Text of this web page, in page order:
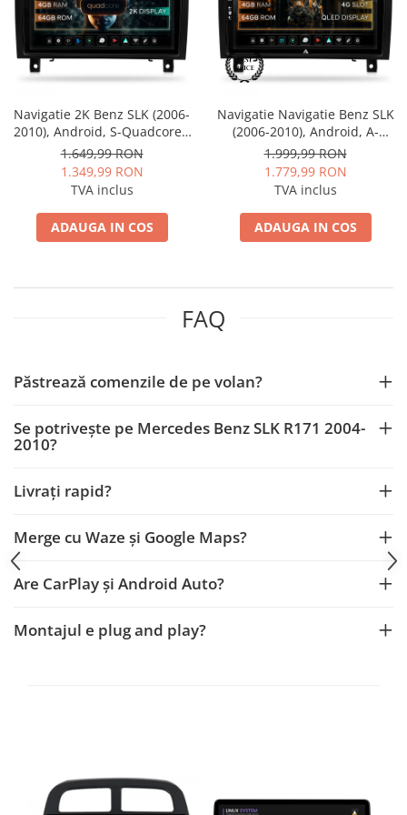
Mitsubishi
Land Rover
Mazda
Isuzu
Jeep
Volvo
Iveco
Porsche
Rame adaptoare Mazda
Rame adaptoare Kia
Rame adaptoare Alfa Romeo
Rame adaptoare Nissan
Rame adaptoare Fiat
Rame adaptoare Hyundai
Rame adaptoare Chrysler
Rame adaptoare Isuzu
Rame adaptoare Subaru
Rame adaptoare Iveco
Navigatie 2K Benz SLK (2006-
2010), Android, S-Quadcore /
4GB RAM + 64GB ROM, 9.5
Inch - AD-BGS90042K+AD-
BGRKIT406V2
1.649,99 RON
1.349,99 RON
TVA inclus
ADAUGA IN COS
Navigatie Navigatie Benz SLK
(2006-2010), Android, A-
Octacore / 4GB RAM + 64GB
ROM, 9 Inch - AD-
BGA9004+AD-BGRKIT406V2
1.999,99 RON
1.779,99 RON
TVA inclus
ADAUGA IN COS
FAQ
Păstrează comenzile de pe volan?
Se potrivește pe Mercedes Benz SLK R171 2004-
2010?
Livrați rapid?
Merge cu Waze și Google Maps?
Are CarPlay și Android Auto?
Montajul e plug and play?